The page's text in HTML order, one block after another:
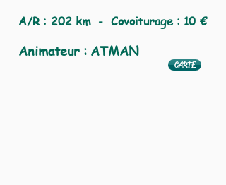
A/R : 202 km - Covoiturage : 10 €
Animateur : ATMAN
CARTE